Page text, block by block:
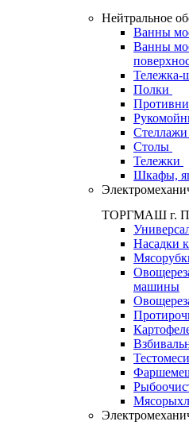
Нейтральное
Ванны
Ванны
Тележка-
Полки
Противни
Стеллажи
Столы
Тележки
Шкафы,
ТОРГМАШ г.
Насадки
машины